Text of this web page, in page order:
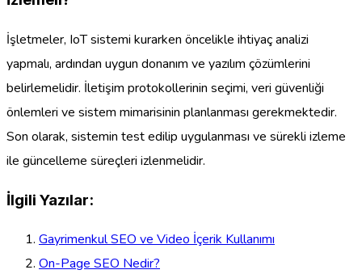
İşletmeler, IoT sistemi kurarken öncelikle ihtiyaç analizi
yapmalı, ardından uygun donanım ve yazılım çözümlerini
belirlemelidir. İletişim protokollerinin seçimi, veri güvenliği
önlemleri ve sistem mimarisinin planlanması gerekmektedir.
Son olarak, sistemin test edilip uygulanması ve sürekli izleme
ile güncelleme süreçleri izlenmelidir.
İlgili Yazılar:
Gayrimenkul SEO ve Video İçerik Kullanımı
On-Page SEO Nedir?